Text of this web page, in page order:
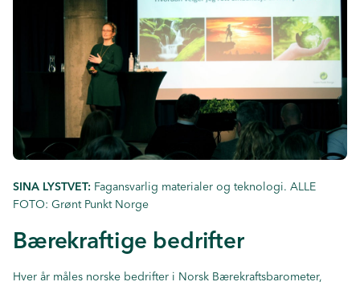
SINA LYSTVET: Fagansvarlig materialer og teknologi. ALLE
FOTO: Grønt Punkt Norge
Bærekraftige bedrifter
Hver år måles norske bedrifter i Norsk Bærekraftsbarometer,